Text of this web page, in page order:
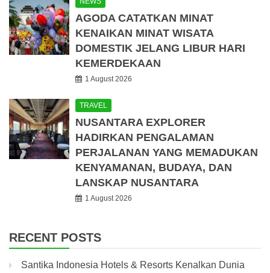
AGODA CATATKAN MINAT
KENAIKAN MINAT WISATA
DOMESTIK JELANG LIBUR HARI
KEMERDEKAAN
1 August 2026
TRAVEL
NUSANTARA EXPLORER
HADIRKAN PENGALAMAN
PERJALANAN YANG MEMADUKAN
KENYAMANAN, BUDAYA, DAN
LANSKAP NUSANTARA
1 August 2026
RECENT POSTS
Santika Indonesia Hotels & Resorts Kenalkan Dunia